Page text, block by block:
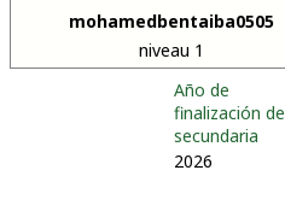
mohamedbentaiba0505
niveau 1
Año de
finalización de
secundaria
2026